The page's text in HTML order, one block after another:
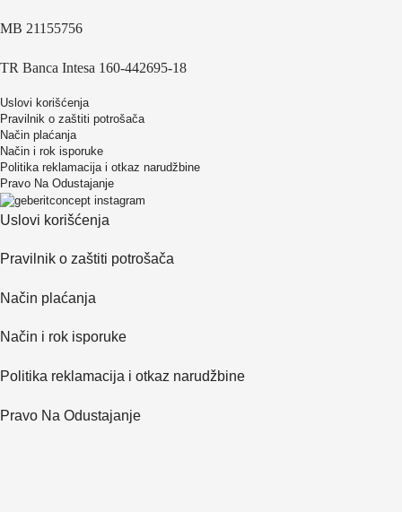
MB 21155756
TR Banca Intesa 160-442695-18
Uslovi korišćenja
Pravilnik o zaštiti potrošača
Način plaćanja
Način i rok isporuke
Politika reklamacija i otkaz narudžbine
Pravo Na Odustajanje
Uslovi korišćenja
Pravilnik o zaštiti potrošača
Način plaćanja
Način i rok isporuke
Politika reklamacija i otkaz narudžbine
Pravo Na Odustajanje